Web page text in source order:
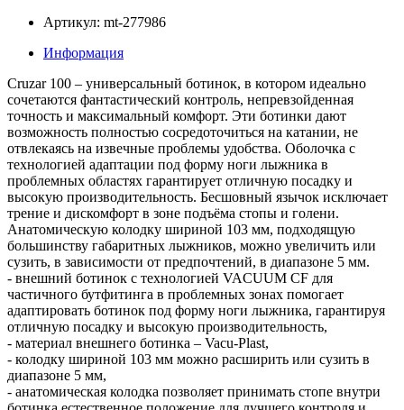
Артикул: mt-277986
Информация
Cruzar 100 – универсальный ботинок, в котором идеально
сочетаются фантастический контроль, непревзойденная
точность и максимальный комфорт. Эти ботинки дают
возможность полностью сосредоточиться на катании, не
отвлекаясь на извечные проблемы удобства. Оболочка с
технологией адаптации под форму ноги лыжника в
проблемных областях гарантирует отличную посадку и
высокую производительность. Бесшовный язычок исключает
трение и дискомфорт в зоне подъёма стопы и голени.
Анатомическую колодку шириной 103 мм, подходящую
большинству габаритных лыжников, можно увеличить или
сузить, в зависимости от предпочтений, в диапазоне 5 мм.
- внешний ботинок с технологией VACUUM CF для
частичного бутфитинга в проблемных зонах помогает
адаптировать ботинок под форму ноги лыжника, гарантируя
отличную посадку и высокую производительность,
- материал внешнего ботинка – Vacu-Plast,
- колодку шириной 103 мм можно расширить или сузить в
диапазоне 5 мм,
- анатомическая колодка позволяет принимать стопе внутри